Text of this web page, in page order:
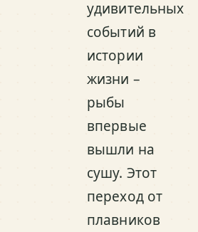
удивительных
событий в
истории
жизни –
рыбы
впервые
вышли на
сушу. Этот
переход от
плавников